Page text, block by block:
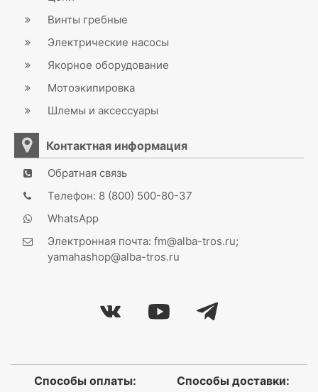
Винты гребные
Электрические насосы
Якорное оборудование
Мотоэкипировка
Шлемы и аксессуары
Контактная информация
Обратная связь
Телефон: 8 (800) 500-80-37
WhatsApp
Электронная почта: fm@alba-tros.ru;
yamahashop@alba-tros.ru
Способы оплаты: Способы доставки: